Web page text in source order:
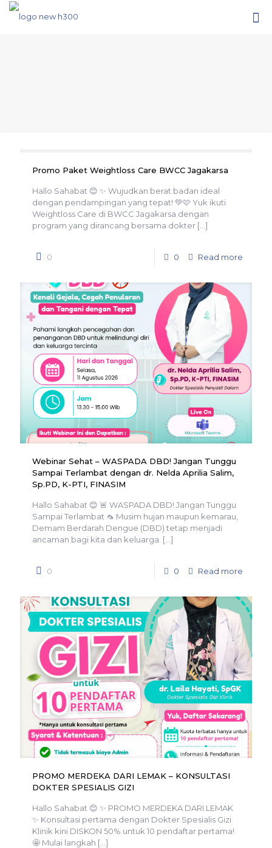
Promo Paket Weightloss Care BWCC Jagakarsa
Hallo Sahabat 😊 ✨ Wujudkan berat badan ideal
dengan pendampingan yang tepat! 💚🩷 Yuk ikuti
Weightloss Care di BWCC Jagakarsa dengan
program yang dirancang bersama dokter […]
0 0 Read more
Webinar Sehat – WASPADA DBD! Jangan Tunggu
Sampai Terlambat dengan dr. Nelda Aprilia Salim,
Sp.PD, K-PTI, FINASIM
Hallo Sahabat 😊 🚨 WASPADA DBD! Jangan Tunggu
Sampai Terlambat 🦟 Musim hujan maupun kemarau,
Demam Berdarah Dengue (DBD) tetap menjadi
ancaman bagi kita dan keluarga. […]
0 0 Read more
PROMO MERDEKA DARI LEMAK – KONSULTASI
DOKTER SPESIALIS GIZI
Hallo Sahabat 😊 ✨ PROMO MERDEKA DARI LEMAK
✨ Konsultasi pertama dengan Dokter Spesialis Gizi
Klinik kini DISKON 50% untuk 10 pendaftar pertama!
🤩 Mulai langkah […]